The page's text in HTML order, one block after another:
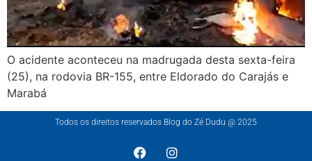
O acidente aconteceu na madrugada desta sexta-feira
(25), na rodovia BR-155, entre Eldorado do Carajás e
Marabá
Todos os direitos reservados Blog do Zé Dudu @ 2025